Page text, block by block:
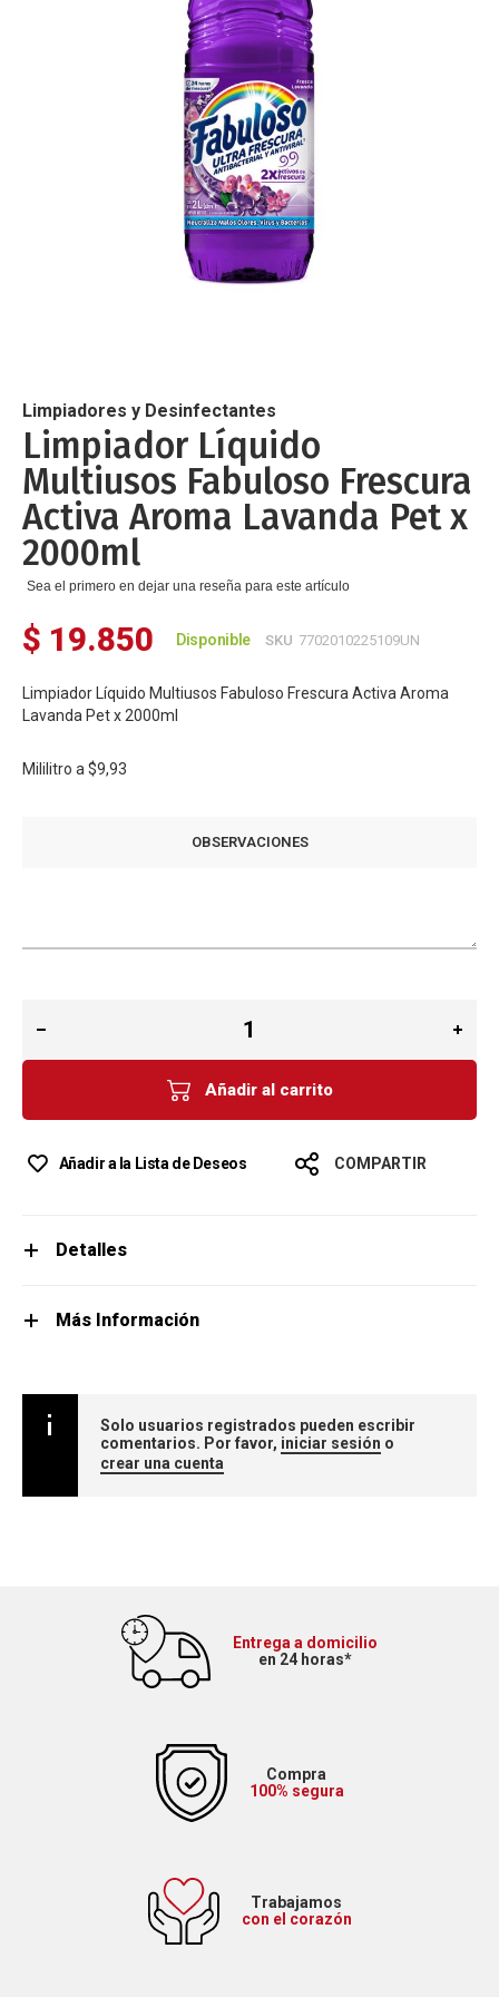
de
la
galería
de
imágenes
Limpiadores y Desinfectantes
Limpiador Líquido
Multiusos Fabuloso Frescura
Activa Aroma Lavanda Pet x
2000ml
Sea el primero en dejar una reseña para este artículo
$ 19.850 Disponible SKU 7702010225109UN
Limpiador Líquido Multiusos Fabuloso Frescura Activa Aroma
Lavanda Pet x 2000ml
Mililitro a $9,93
OBSERVACIONES
Añadir al carrito
Añadir a la Lista de Deseos COMPARTIR
Detalles
Más Información
Solo usuarios registrados pueden escribir
comentarios. Por favor, iniciar sesión o
crear una cuenta
Entrega a domicilio
en 24 horas*
Compra
100% segura
Trabajamos
con el corazón